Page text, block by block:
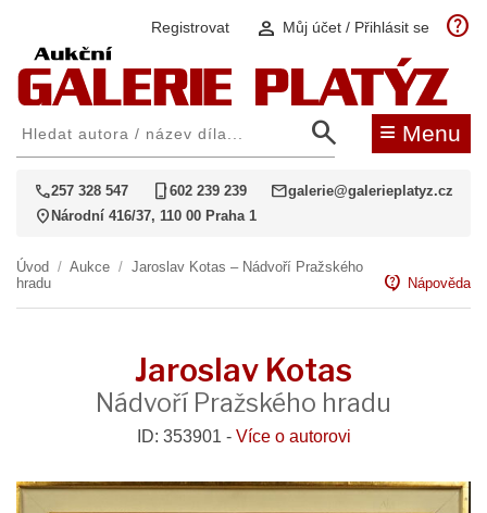
Registrovat person Můj účet / Přihlásit se help
search ≡ Menu
call257 328 547 phone_iphone602 239 239 mailgalerie@galerieplatyz.cz
location_on Národní 416/37, 110 00 Praha 1
Úvod / Aukce / Jaroslav Kotas – Nádvoří Pražského
hradu
contact_support Nápověda
Jaroslav Kotas
Nádvoří Pražského hradu
ID: 353901 - Více o autorovi